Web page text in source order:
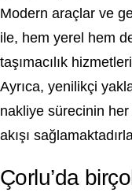
Modern araçlar ve
ile, hem yerel hem
taşımacılık
Ayrıca, yenilikçi
nakliye sürecinin
akışı
Çorlu’da